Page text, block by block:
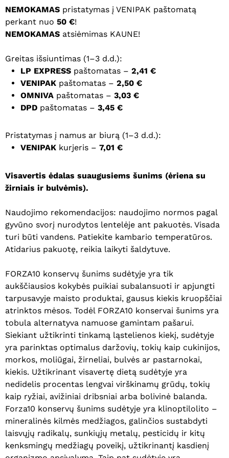
NEMOKAMAS pristatymas į VENIPAK paštomatą
perkant nuo 50 €!
NEMOKAMAS atsiėmimas KAUNE!
Greitas išsiuntimas (1–3 d.d.):
LP EXPRESS paštomatas – 2,41 €
VENIPAK paštomatas – 2,50 €
OMNIVA paštomatas – 3,03 €
DPD paštomatas – 3,45 €
Pristatymas į namus ar biurą (1–3 d.d.):
VENIPAK kurjeris – 7,01 €
Visavertis ėdalas suaugusiems šunims (ėriena su
žirniais ir bulvėmis).
Naudojimo rekomendacijos: naudojimo normos pagal
gyvūno svorį nurodytos lentelėje ant pakuotės. Visada
turi būti vandens. Patiekite kambario temperatūros.
Atidarius pakuotę, reikia laikyti šaldytuve.
FORZA10 konservų šunims sudėtyje yra tik
aukščiausios kokybės puikiai subalansuoti ir apjungti
tarpusavyje maisto produktai, gausus kiekis kruopščiai
atrinktos mėsos. Todėl FORZA10 konservai šunims yra
tobula alternatyva namuose gamintam pašarui.
Siekiant užtikrinti tinkamą ląstelienos kiekį, sudėtyje
yra parinktas optimalus daržovių, tokių kaip cukinijos,
morkos, moliūgai, žirneliai, bulvės ar pastarnokai,
kiekis. Užtikrinant visavertę dietą sudėtyje yra
nedidelis procentas lengvai virškinamų grūdų, tokių
kaip ryžiai, avižiniai dribsniai arba bolivinė balanda.
Forza10 konservų šunims sudėtyje yra klinoptilolito –
mineralinės kilmės medžiagos, galinčios sustabdyti
laisvųjų radikalų, sunkiųjų metalų, pesticidų ir kitų
kenksmingų medžiagų poveikį, užtikrinantį kasdienį